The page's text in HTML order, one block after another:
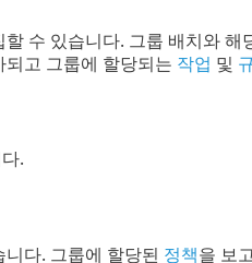
수 있습니다. 그룹 배치와 해
고 그룹에 할당되는 작업 및
.
다. 그룹에 할당된 정책을 보